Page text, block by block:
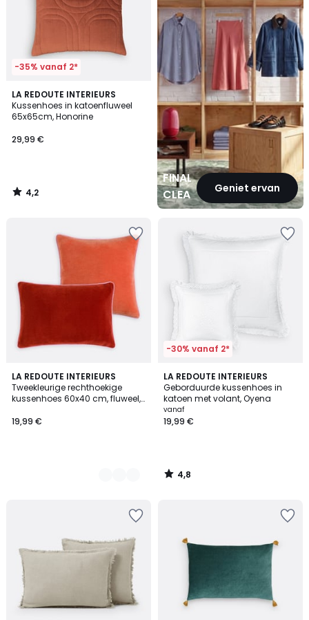
-35% vanaf 2*
LA REDOUTE INTERIEURS
Kussenhoes in katoenfluweel
65x65cm, Honorine
29,99 €
4,2
/ 5
4,2
/
FINAL
CLEARANCEGeniet ervan
LA REDOUTE INTERIEURS
Tweekleurige rechthoekige
kussenhoes 60x40 cm, fluweel,
19,99 €
2
Kleuren
-30% vanaf 2*
LA REDOUTE INTERIEURS
Geborduurde kussenhoes in
katoen met volant, Oyena
vanaf
19,99 €
4,8
/ 5
4,8
/